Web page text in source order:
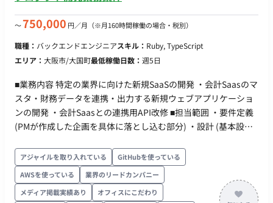
〜750,000 円／月 （※月160時間稼働の場合・税別）
職種： バックエンドエンジニアスキル： Ruby, TypeScript
エリア： 大阪市/大国町最低稼働日数： 週5日
■業務内容 特定の業界に向けた新規SaaSの開発 ・会計Saasのマ
スタ・財務データを連携・出力する新規ウェブアプリケーショ
ンの開発 ・会計Saasとの連携用API改修 ■担当範囲 ・要件定義
(PMが作成した企画を具体に落とし込む部分) ・設計 (基本設計
バックエンドの実装(可能ならフロントエンドも) ・データ分析
用のクエリ作成含めた各種調査 など ■開発環境 Ruby on
Rails(8系)、React(Hooks)、TypeScript、Redux、MySQL、
Sorbet、Open Search,Datadog TDD(カバレッジ80%) ★★AI活
アジャイルを取り入れている
GitHubを使っている
AWSを使っている
業界のリードカンパニー
メディア掲載実績あり
オフィスにこだわり